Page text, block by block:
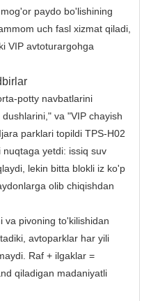
paydo bo'lishining
uch fasl xizmat qiladi,
VIP avtoturargohga
potty navbatlarini
va "VIP chayish
parklari topildi TPS-H02
yetdi: issiq suv
lekin bitta blokli iz ko'p
olib chiqishdan
va pivoning to'kilishidan
avtoparklar har yili
Raf + ilgaklar =
qiladigan madaniyatli